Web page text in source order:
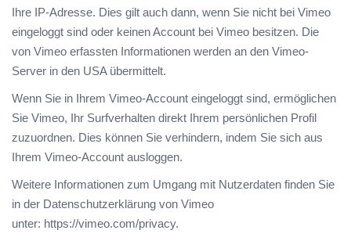
Ihre IP-Adresse. Dies gilt auch dann, wenn Sie nicht bei Vimeo
eingeloggt sind oder keinen Account bei Vimeo besitzen. Die
von Vimeo erfassten Informationen werden an den Vimeo-
Server in den USA übermittelt.
Wenn Sie in Ihrem Vimeo-Account eingeloggt sind, ermöglichen
Sie Vimeo, Ihr Surfverhalten direkt Ihrem persönlichen Profil
zuzuordnen. Dies können Sie verhindern, indem Sie sich aus
Ihrem Vimeo-Account ausloggen.
Weitere Informationen zum Umgang mit Nutzerdaten finden Sie
in der Datenschutzerklärung von Vimeo
unter: https://vimeo.com/privacy.